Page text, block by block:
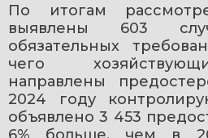
По итогам
выявлены 603
обязательных
чего
направлены
2024 году
объявлено 3 453